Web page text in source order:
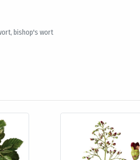
bishop's wort